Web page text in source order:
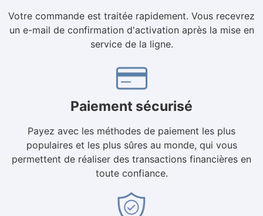
Votre commande est traitée rapidement. Vous recevrez
un e-mail de confirmation d'activation après la mise en
service de la ligne.
Paiement sécurisé
Payez avec les méthodes de paiement les plus
populaires et les plus sûres au monde, qui vous
permettent de réaliser des transactions financières en
toute confiance.